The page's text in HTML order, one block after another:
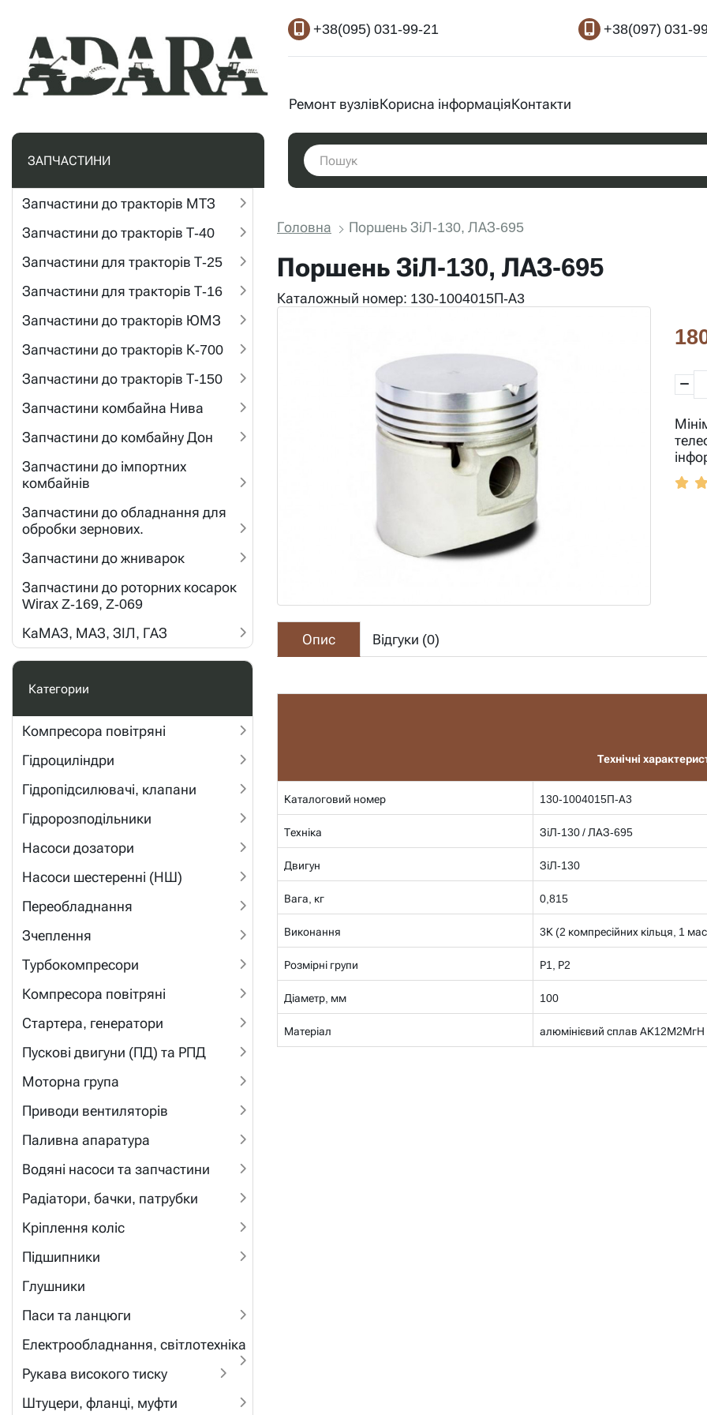
+38(095) 031-99-21 +38(097) 031-
Ремонт вузлівКорисна інформаціяКонтакти
ЗАПЧАСТИНИ
Запчастини до тракторів МТЗ
Запчастини до тракторів Т-40
Запчастини для тракторів Т-25
Запчастини для тракторів Т-16
Запчастини до тракторів ЮМЗ
Запчастини до тракторів К-700
Запчастини до тракторів Т-150
Запчастини комбайна Нива
Запчастини до комбайну Дон
Запчастини до імпортних
комбайнів
Запчастини до обладнання для
обробки зернових.
Запчастини до жниварок
Запчастини до роторних косарок
Wirax Z-169, Z-069
КаМАЗ, МАЗ, ЗІЛ, ГАЗ
Категории
Компресора повітряні
Гідроциліндри
Гідропідсилювачі, клапани
Гідророзподільники
Насоси дозатори
Насоси шестеренні (НШ)
Переобладнання
Зчеплення
Турбокомпресори
Компресора повітряні
Стартера, генератори
Пускові двигуни (ПД) та РПД
Моторна група
Приводи вентиляторів
Паливна апаратура
Водяні насоси та запчастини
Радіатори, бачки, патрубки
Кріплення коліс
Підшипники
Глушники
Паси та ланцюги
Електрообладнання, світлотехніка
Рукава високого тиску
Штуцери, фланці, муфти
Головна Поршень ЗіЛ-130, ЛАЗ-695
Поршень ЗіЛ-130, ЛАЗ-695
Каталожный номер: 130-1004015П-А3
Опис Відгуки (0)
Технічні
Каталоговий номер 130-1004015П-А3
Техніка ЗіЛ-130 / ЛАЗ-695
Двигун ЗіЛ-130
Вага, кг 0,815
Виконання 3К (2 компресійних кільця, 1
Розмірні групи Р1, Р2
Діаметр, мм 100
Матеріал алюмінієвий сплав АК12М2МгН